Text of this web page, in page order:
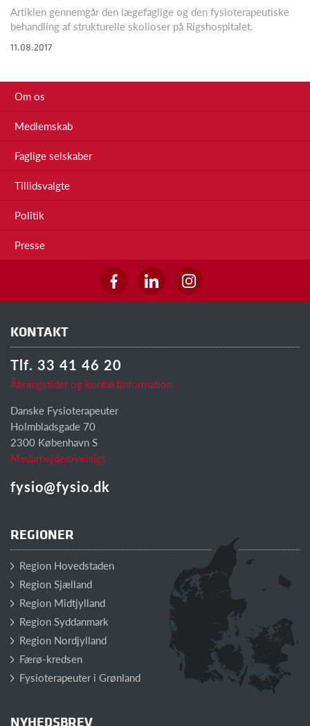
Artiklen gennemgår den lægefaglige og den fysioterapeutiske
behandling af strukturelle skolioser på Rigshospitalet.
11.08.2017
Om os
Medlemskab
Faglige selskaber
Tillidsvalgte
Politik
Presse
KONTAKT
Tlf. 33 41 46 20
Åbningstider og kontaktinformation
Danske Fysioterapeuter
Holmbladsgade 70
2300 København S
Medarbejderoversigt
fysio@fysio.dk
REGIONER
Region Hovedstaden
Region Sjælland
Region Midtjylland
Region Syddanmark
Region Nordjylland
Færø-kredsen
Fysioterapeuter i Grønland
NYHEDSBREV